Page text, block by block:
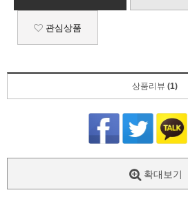
관심상품
상품리뷰 (1)
확대보기